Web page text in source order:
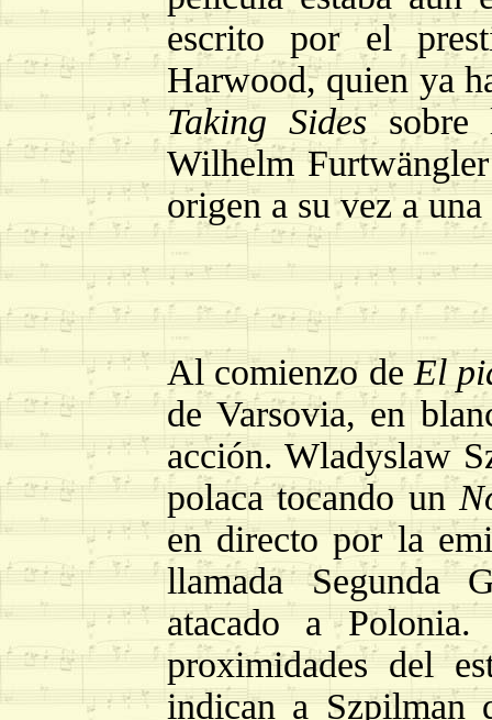
escrito por el
Harwood, quien ya
Taking Sidessobre
Wilhelm
origen a su vez a
Al comienzo de El
de Varsovia, en
acción. Wladyslaw
polaca tocando un
en directo por la
llamada Segunda
atacado a
proximidades del
indican a Szpilman